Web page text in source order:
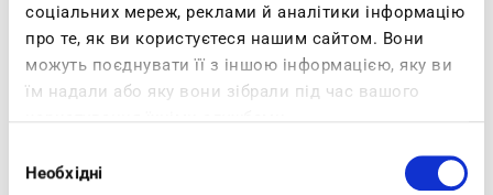
соціальних мереж, реклами й аналітики інформацію
про те, як ви користуєтеся нашим сайтом. Вони
можуть поєднувати її з іншою інформацією, яку ви
їм надали або яку вони зібрали під час вашого
згоди
Необхідні
Description Products Specifications
that provides lasting comfort. The